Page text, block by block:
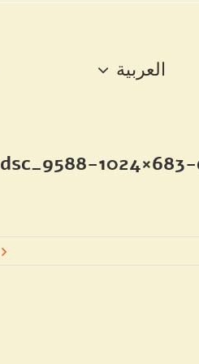
العربية
dsc_9588-